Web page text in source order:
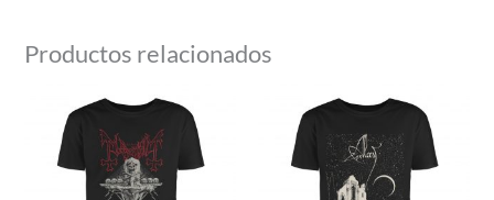
Productos relacionados